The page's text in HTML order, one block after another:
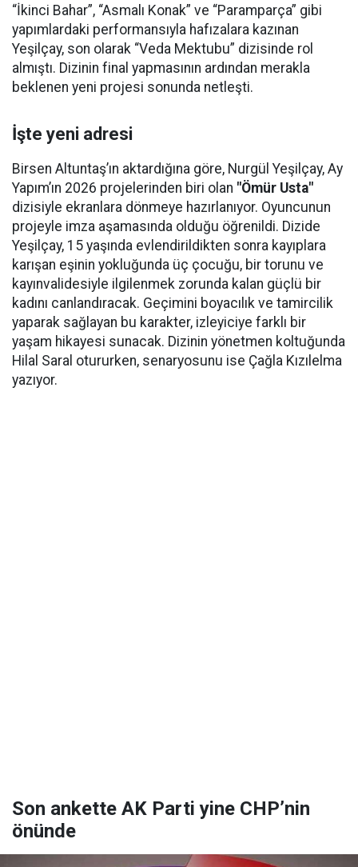
“İkinci Bahar”, “Asmalı Konak” ve “Paramparça” gibi
yapımlardaki performansıyla hafızalara kazınan
Yeşilçay, son olarak “Veda Mektubu” dizisinde rol
almıştı. Dizinin final yapmasının ardından merakla
beklenen yeni projesi sonunda netleşti.
İşte yeni adresi
Birsen Altuntaş’ın aktardığına göre, Nurgül Yeşilçay, Ay
Yapım’ın 2026 projelerinden biri olan "Ömür Usta"
dizisiyle ekranlara dönmeye hazırlanıyor. Oyuncunun
projeyle imza aşamasında olduğu öğrenildi. Dizide
Yeşilçay, 15 yaşında evlendirildikten sonra kayıplara
karışan eşinin yokluğunda üç çocuğu, bir torunu ve
kayınvalidesiyle ilgilenmek zorunda kalan güçlü bir
kadını canlandıracak. Geçimini boyacılık ve tamircilik
yaparak sağlayan bu karakter, izleyiciye farklı bir
yaşam hikayesi sunacak. Dizinin yönetmen koltuğunda
Hilal Saral otururken, senaryosunu ise Çağla Kızılelma
yazıyor.
Son ankette AK Parti yine CHP’nin
önünde